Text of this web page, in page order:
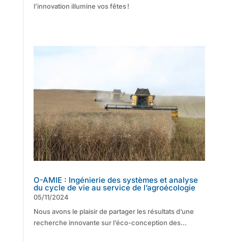
l’innovation illumine vos fêtes !
O-AMIE : Ingénierie des systèmes et analyse
du cycle de vie au service de l’agroécologie
05/11/2024
Nous avons le plaisir de partager les résultats d’une
recherche innovante sur l’éco-conception des...